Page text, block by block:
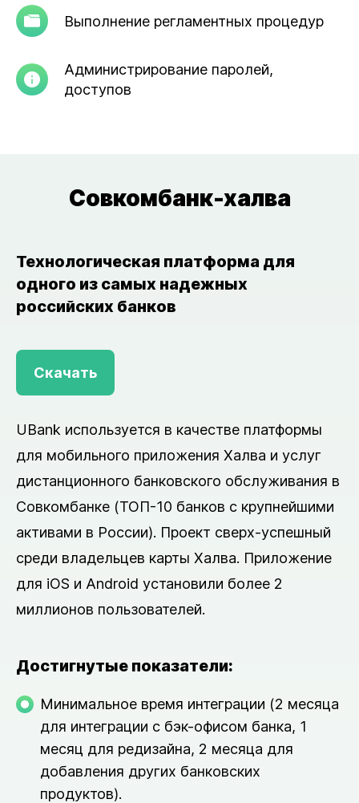
Выполнение регламентных процедур
Администрирование паролей,
доступов
Совкомбанк-халва
Технологическая платформа для
одного из самых надежных
российских банков
Скачать
UBank используется в качестве платформы
для мобильного приложения Халва и услуг
дистанционного банковского обслуживания в
Совкомбанке (ТОП-10 банков с крупнейшими
активами в России). Проект сверх-успешный
среди владельцев карты Халва. Приложение
для iOS и Android установили более 2
миллионов пользователей.
Достигнутые показатели:
Минимальное время интеграции (2 месяца
для интеграции с бэк-офисом банка, 1
месяц для редизайна, 2 месяца для
добавления других банковских
продуктов).